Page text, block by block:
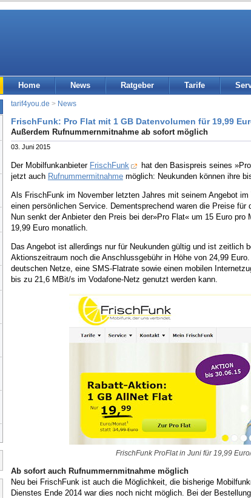
Home News Ratgeber Tarife
tarif4you.de > News
FrischFunk: Pro Flat mit 1 GB Datenvolumen für 19,99
Außerdem Rufnummernmitnahme ab sofort möglich
03. Juni 2015
Der Mobilfunkanbieter FrischFunk
hat den Basispreis seines
jetzt auch Rufnummermitnahme möglich: Neukunden können ihre
Als FrischFunk im November letzten Jahres mit seinem Angebot im
einen persönlichen Service. Dementsprechend waren die Preise
Nun senkt der Anbieter den Preis bei der»Pro Flat« um 15 Euro
19,99 Euro monatlich.
Das Angebot ist allerdings nur für Neukunden gültig und ist
Aktionszeitraum noch die Anschlussgebühr in Höhe von 24,99
deutschen Netze, eine SMS-Flatrate sowie einen mobilen
bis zu 21,6 MBit/s im Vodafone-Netz genutzt werden kann.
FrischFunk ProFlat in Juni für 19,99
Ab sofort auch Rufnummernmitnahme möglich
Neu bei FrischFunk ist auch die Möglichkeit, die bisherige
Dienstes Ende 2014 war dies noch nicht möglich. Bei der